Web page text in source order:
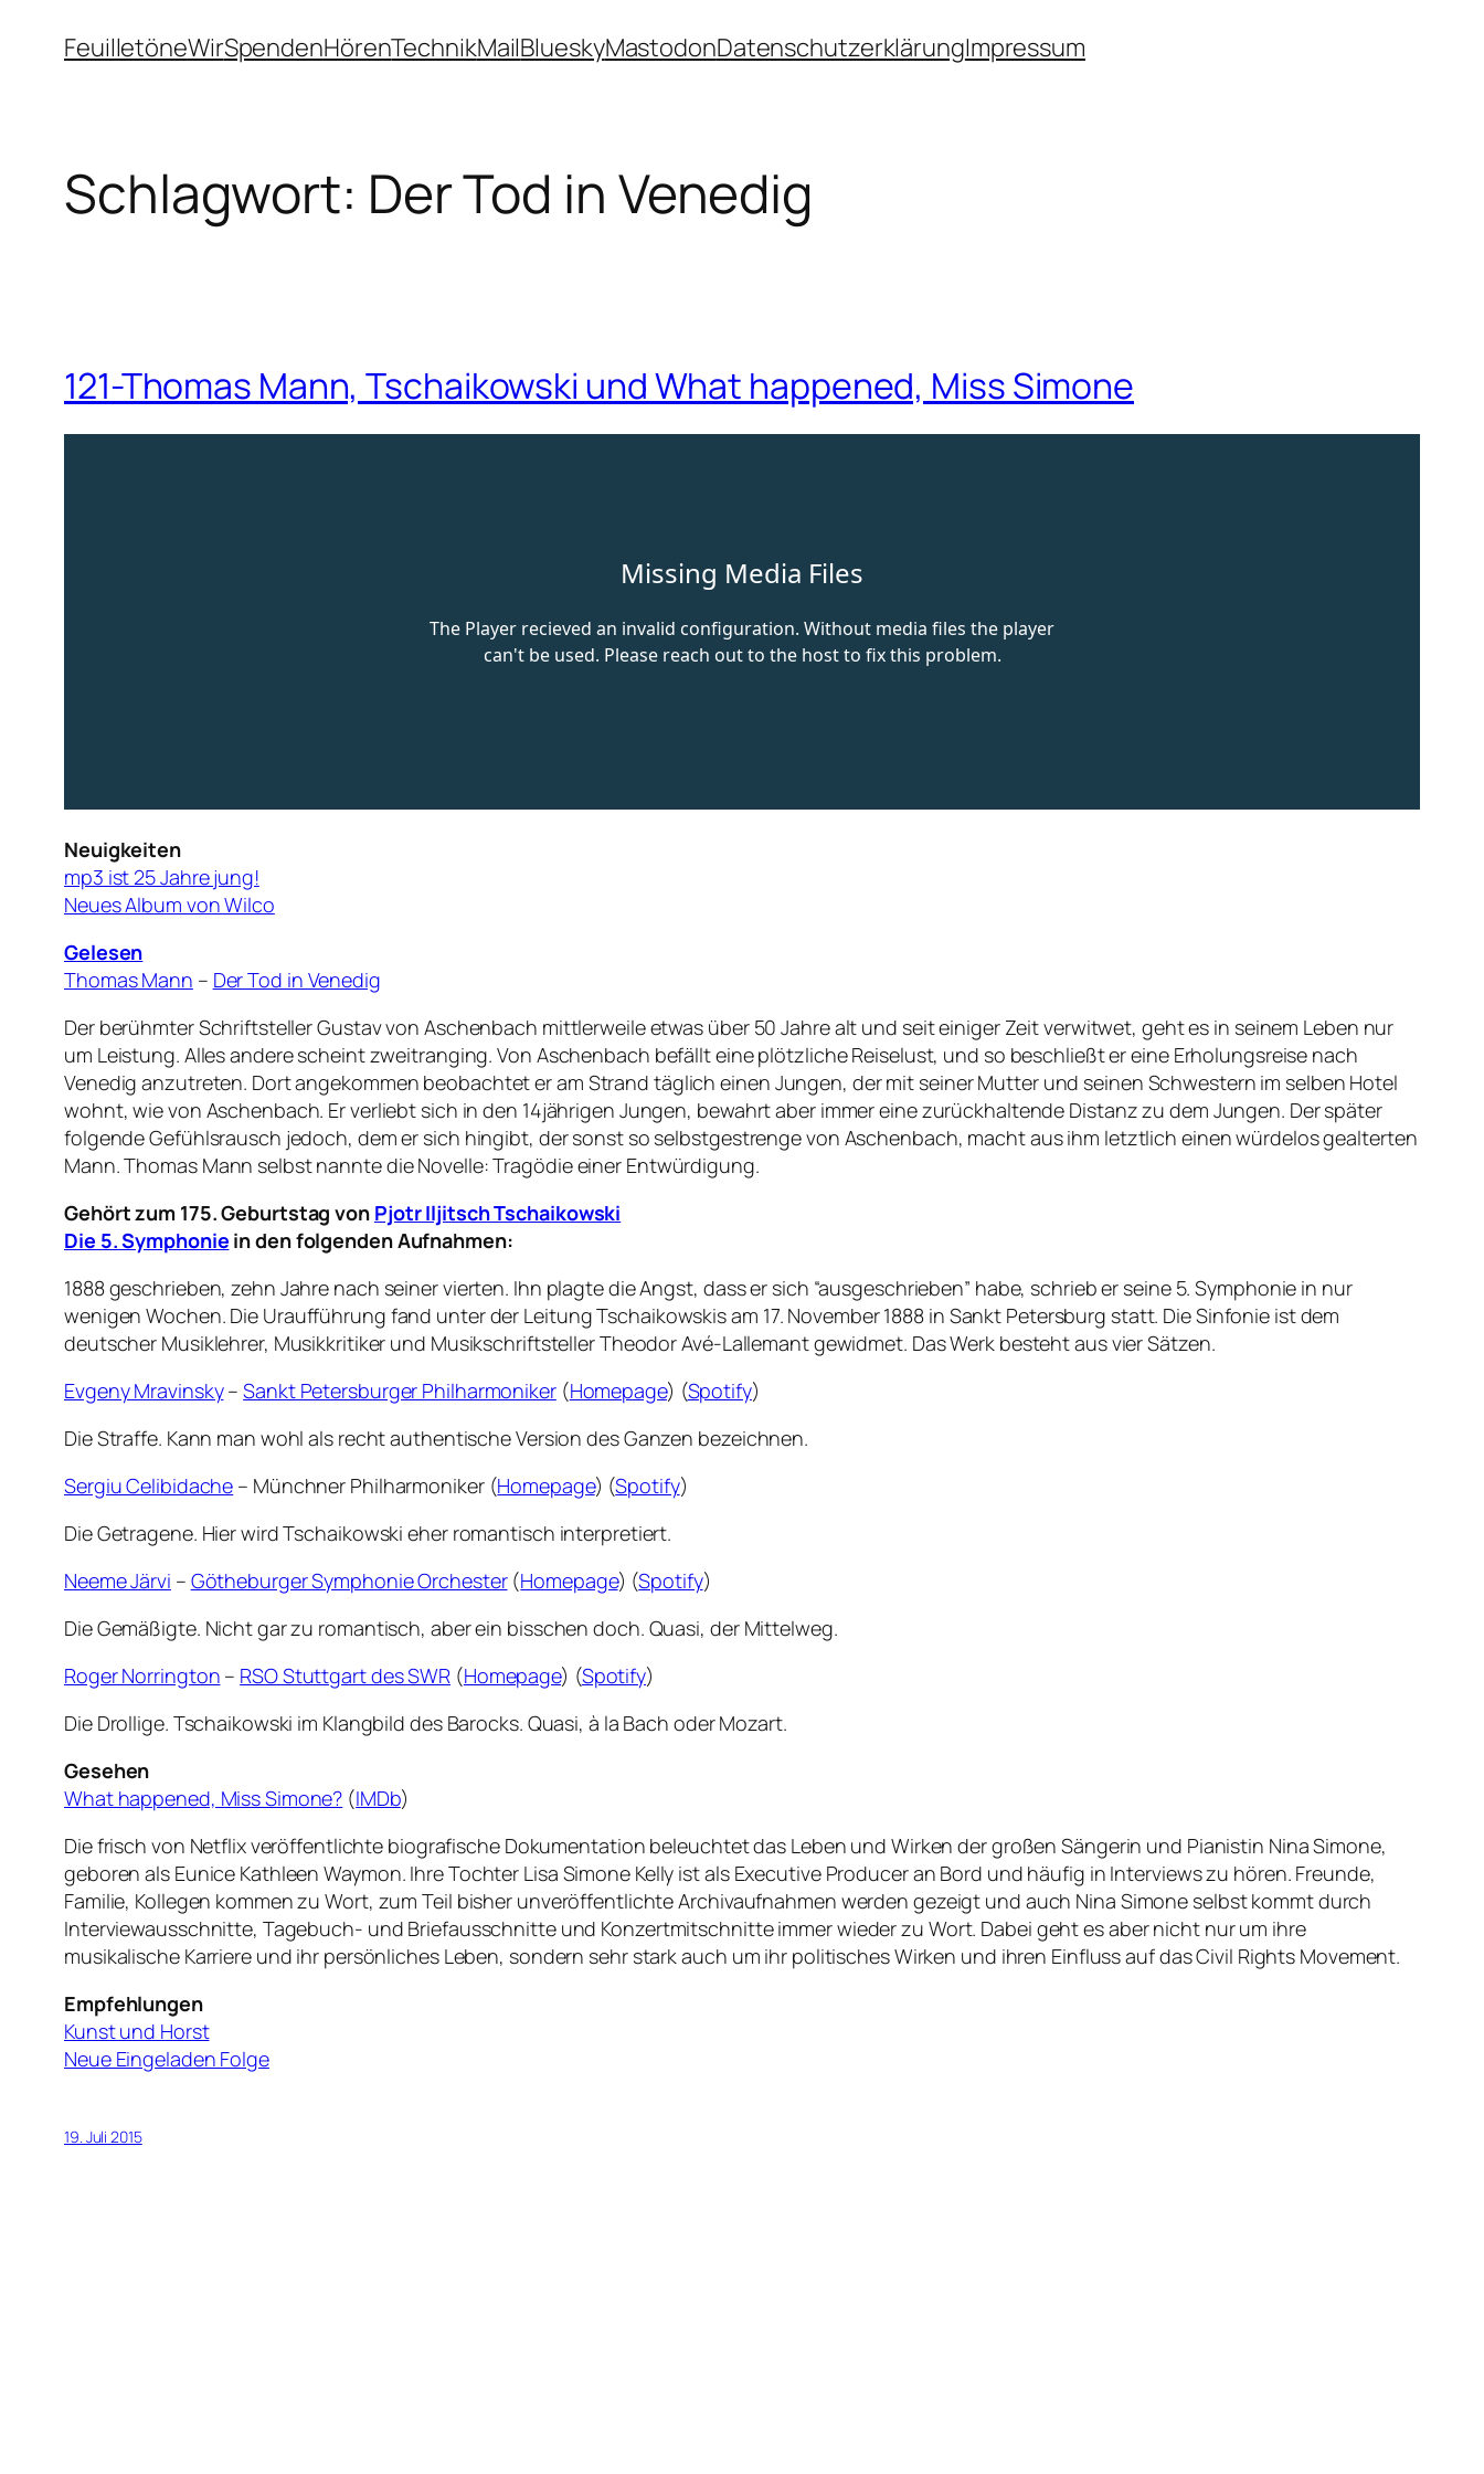
InhaltFeuilletöneWirSpendenHörenTechnikMailBlueskyMastodonDatenschutzerklärungImpressum
Schlagwort: Der Tod in Venedig
121-Thomas Mann, Tschaikowski und What happened, Miss Simone
Neuigkeiten
mp3 ist 25 Jahre jung!
Neues Album von Wilco
Gelesen
Thomas Mann – Der Tod in Venedig
Der berühmter Schriftsteller Gustav von Aschenbach mittlerweile etwas über 50 Jahre alt und seit einiger Zeit verwitwet, geht es in seinem Leben nur
um Leistung. Alles andere scheint zweitranging. Von Aschenbach befällt eine plötzliche Reiselust, und so beschließt er eine Erholungsreise nach
Venedig anzutreten. Dort angekommen beobachtet er am Strand täglich einen Jungen, der mit seiner Mutter und seinen Schwestern im selben Hotel
wohnt, wie von Aschenbach. Er verliebt sich in den 14jährigen Jungen, bewahrt aber immer eine zurückhaltende Distanz zu dem Jungen. Der später
folgende Gefühlsrausch jedoch, dem er sich hingibt, der sonst so selbstgestrenge von Aschenbach, macht aus ihm letztlich einen würdelos gealterten
Mann. Thomas Mann selbst nannte die Novelle: Tragödie einer Entwürdigung.
Gehört zum 175. Geburtstag von Pjotr Iljitsch Tschaikowski
Die 5. Symphonie in den folgenden Aufnahmen:
1888 geschrieben, zehn Jahre nach seiner vierten. Ihn plagte die Angst, dass er sich “ausgeschrieben” habe, schrieb er seine 5. Symphonie in nur
wenigen Wochen. Die Uraufführung fand unter der Leitung Tschaikowskis am 17. November 1888 in Sankt Petersburg statt. Die Sinfonie ist dem
deutscher Musiklehrer, Musikkritiker und Musikschriftsteller Theodor Avé-Lallemant gewidmet. Das Werk besteht aus vier Sätzen.
Evgeny Mravinsky–Sankt Petersburger Philharmoniker(Homepage) (Spotify)
Die Straffe. Kann man wohl als recht authentische Version des Ganzen bezeichnen.
Sergiu Celibidache – Münchner Philharmoniker (Homepage) (Spotify)
Die Getragene. Hier wird Tschaikowski eher romantisch interpretiert.
Neeme Järvi – Götheburger Symphonie Orchester(Homepage) (Spotify)
Die Gemäßigte. Nicht gar zu romantisch, aber ein bisschen doch. Quasi, der Mittelweg.
Roger Norrington – RSO Stuttgart des SWR (Homepage) (Spotify)
Die Drollige. Tschaikowski im Klangbild des Barocks. Quasi, à la Bach oder Mozart.
Gesehen
What happened, Miss Simone? (IMDb)
Die frisch von Netflix veröffentlichte biografische Dokumentation beleuchtet das Leben und Wirken der großen Sängerin und Pianistin Nina Simone,
geboren als Eunice Kathleen Waymon. Ihre Tochter Lisa Simone Kelly ist als Executive Producer an Bord und häufig in Interviews zu hören. Freunde,
Familie, Kollegen kommen zu Wort, zum Teil bisher unveröffentlichte Archivaufnahmen werden gezeigt und auch Nina Simone selbst kommt durch
Interviewausschnitte, Tagebuch- und Briefausschnitte und Konzertmitschnitte immer wieder zu Wort. Dabei geht es aber nicht nur um ihre
musikalische Karriere und ihr persönliches Leben, sondern sehr stark auch um ihr politisches Wirken und ihren Einfluss auf das Civil Rights Movement.
Empfehlungen
Kunst und Horst
Neue Eingeladen Folge
19. Juli 2015